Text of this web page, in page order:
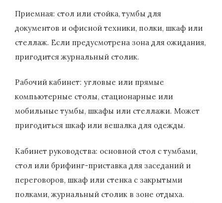
Приемная: стол или стойка, тумбы для
документов и офисной техники, полки, шкаф или
стеллаж. Если предусмотрена зона для ожидания,
пригодится журнальный столик.
Рабочий кабинет: угловые или прямые
компьютерные столы, стационарные или
мобильные тумбы, шкафы или стеллажи. Может
пригодиться шкаф или вешалка для одежды.
Кабинет руководства: основной стол с тумбами,
стол или брифинг-приставка для заседаний и
переговоров, шкаф или стенка с закрытыми
полками, журнальный столик в зоне отдыха.